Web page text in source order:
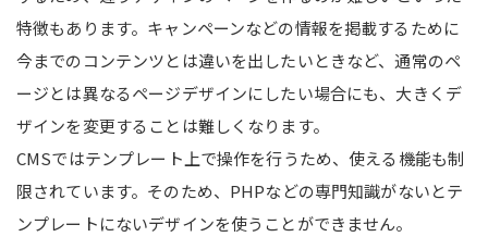
特徴もあります。キャンペーンなどの情報を掲載するために
今までのコンテンツとは違いを出したいときなど、通常のペ
ージとは異なるページデザインにしたい場合にも、大きくデ
ザインを変更することは難しくなります。
CMSではテンプレート上で操作を行うため、使える機能も制
限されています。そのため、PHPなどの専門知識がないとテ
ンプレートにないデザインを使うことができません。